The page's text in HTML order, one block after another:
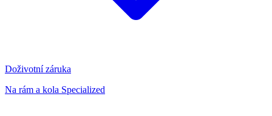
Doživotní záruka
Na rám a kola Specialized